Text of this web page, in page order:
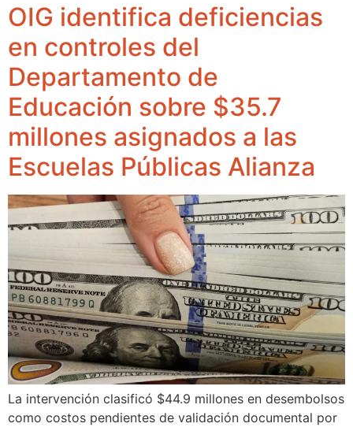
OIG identifica deficiencias
en controles del
Departamento de
Educación sobre $35.7
millones asignados a las
Escuelas Públicas Alianza
La intervención clasificó $44.9 millones en desembolsos
como costos pendientes de validación documental por